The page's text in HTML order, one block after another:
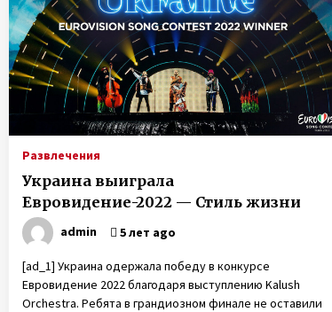
мне знакомой. И я написала ему»
3 года ago
Неизлечимо больной 11-летний
Саша с Буковины записал
трогательное видео
6 лет ago
Игорь Руденя, живущий в
6 лет ago
Развлечения
Украина выиграла
Евровидение-2022 — Стиль жизни
admin 5 лет ago
[ad_1] Украина одержала победу в конкурсе
Евровидение 2022 благодаря выступлению Kalush
Orchestra. Ребята в грандиозном финале не оставили